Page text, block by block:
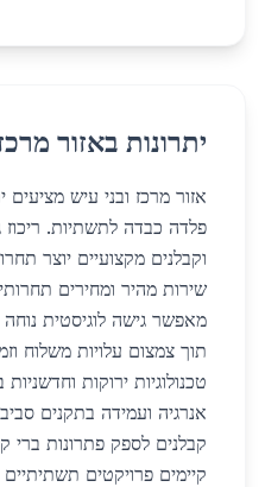
יתרונות באזור
אזור מרכז ובני עיש
פלדה כבדה לתשתיות.
וקבלנים מקצועיים יוצר
שירות מהיר ומחירים
מאפשר גישה לוגיסטית
תוך צמצום עלויות משלוח
טכנולוגיות ירוקות
אנרגיה ועמידה בתקנים
קבלנים לספק פתרונות ברי
קיימים פרויקטים